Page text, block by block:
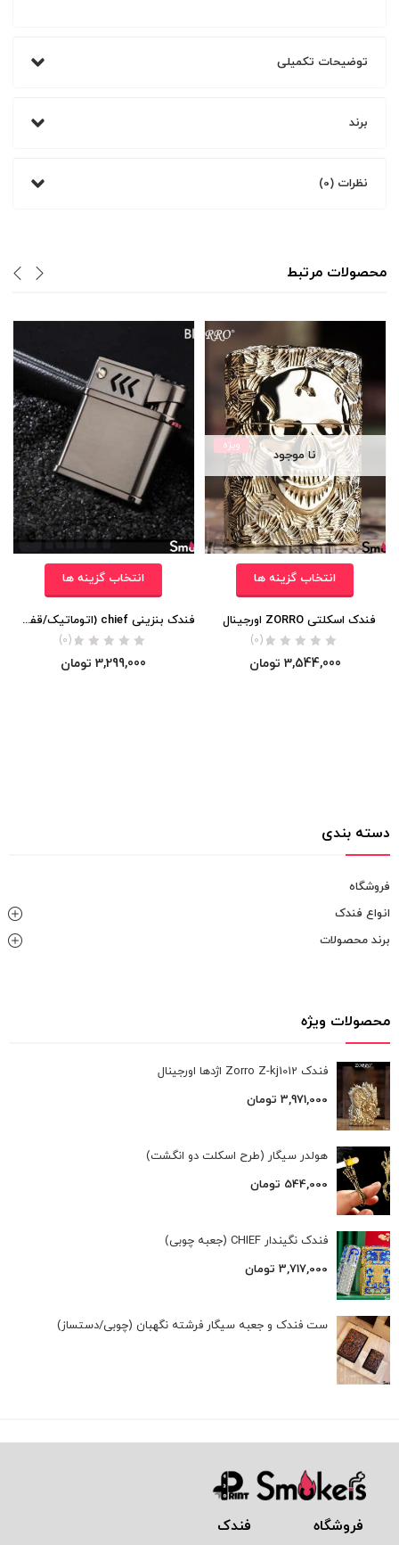
توضیحات تکمیلی
برند
نظرات (0)
محصولات مرتبط
ویژه
نا موجود
انتخاب گزینه ها
فندک اسکلتی ZORRO اورجینال
(0)
3,544,000 تومان
انتخاب گزینه ها
فندک بنزینی chief (اتوماتیک/قفل دار) اورجینال
(0)
3,299,000 تومان
دسته بندی
فروشگاه
انواع فندک
برند محصولات
محصولات ویژه
فندک Zorro Z-kj1012 اژدها اورجینال
3,971,000 تومان
هولدر سیگار (طرح اسکلت دو انگشت)
544,000 تومان
فندک نگیندار CHIEF (جعبه چوبی)
3,717,000 تومان
ست فندک و جعبه سیگار فرشته نگهبان (چوبی/دستساز)
فروشگاه فندک